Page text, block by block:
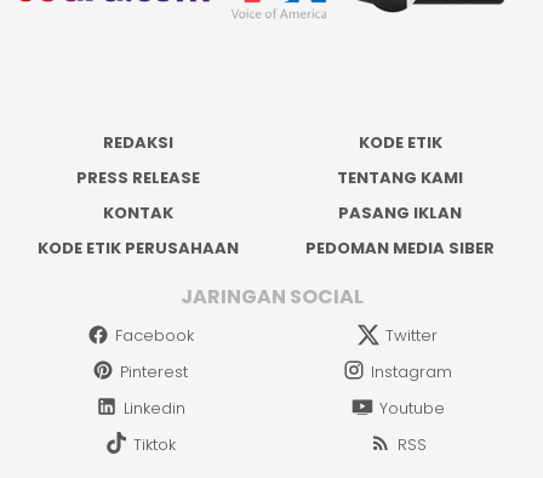
REDAKSI
KODE ETIK
PRESS RELEASE
TENTANG KAMI
KONTAK
PASANG IKLAN
KODE ETIK PERUSAHAAN
PEDOMAN MEDIA SIBER
JARINGAN SOCIAL
Facebook
Twitter
Pinterest
Instagram
Linkedin
Youtube
Tiktok
RSS